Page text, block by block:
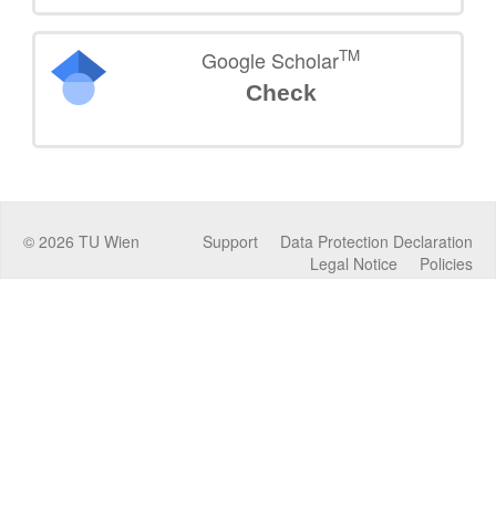
Google ScholarTM
Check
© 2026 TU Wien Data Protection Declaration
Support
Policies
Legal Notice